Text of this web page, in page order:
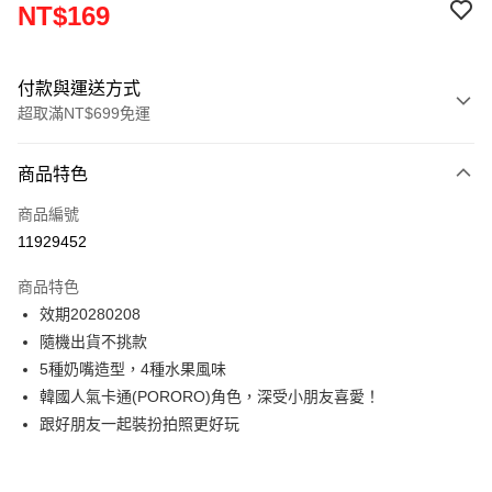
NT$169
付款與運送方式
超取滿NT$699免運
信用卡一次付款
LINE Pay
街口支付
悠遊付
ATM付款
商品特色
商品編號
11929452
商品特色
效期20280208
隨機出貨不挑款
5種奶嘴造型，4種水果風味
韓國人氣卡通(PORORO)角色，深受小朋友喜愛！
跟好朋友一起裝扮拍照更好玩